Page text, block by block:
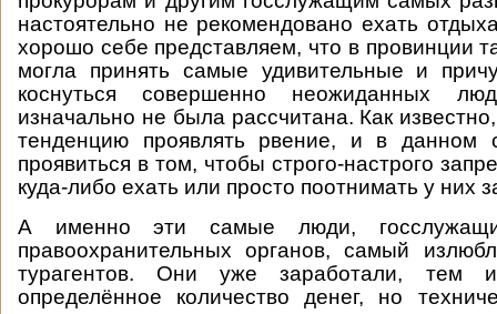
настоятельно не рекомендовано ехать
хорошо себе представляем, что в провинции
могла принять самые удивительные и
коснуться совершенно неожиданных
изначально не была рассчитана. Как
тенденцию проявлять рвение, и в данном
проявиться в том, чтобы строго-настрого
куда-либо ехать или просто поотнимать у них
А именно эти самые люди,
правоохранительных органов, самый
турагентов. Они уже заработали, тем
определённое количество денег, но